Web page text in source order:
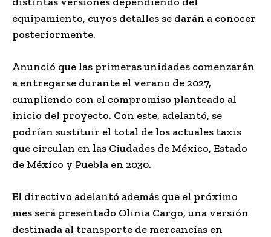
equipamiento, cuyos detalles se darán a conocer
posteriormente.
Anunció que las primeras unidades comenzarán
a entregarse durante el verano de 2027,
cumpliendo con el compromiso planteado al
inicio del proyecto. Con este, adelantó, se
podrían sustituir el total de los actuales taxis
que circulan en las Ciudades de México, Estado
de México y Puebla en 2030.
El directivo adelantó además que el próximo
mes será presentado Olinia Cargo, una versión
destinada al transporte de mercancías en